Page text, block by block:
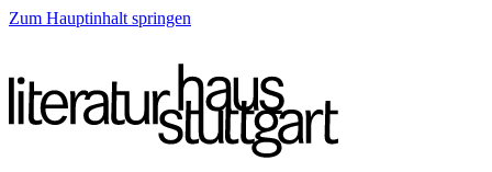
Zum Hauptinhalt springen